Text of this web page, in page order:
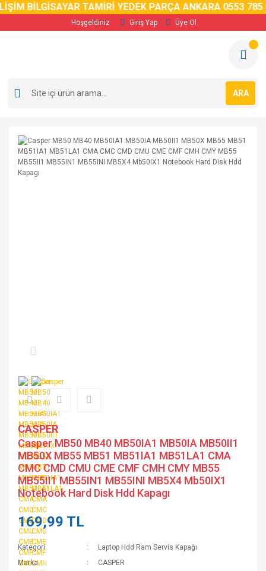
BİLGİSAYAR TAMİRİ YEDEK PARÇA ANKARA 0553 785 02
Hoşgeldiniz Giriş Yap Üye Ol
ARA
CASPER
Casper MB50 MB40 MB50IA1 MB50IA MB50II1
MB50X MB55 MB51 MB51IA1 MB51LA1 CMA
CMC CMD CMU CME CMF CMH CMY MB55
MB55II1 MB55IN1 MB55INI MB5X4 Mb50IX1
Notebook Hard Disk Hdd Kapagı
169,99 TL
Kategori
Laptop Hdd Ram Servis Kapağı
Marka
CASPER